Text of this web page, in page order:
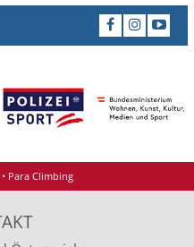
• Para Climbing